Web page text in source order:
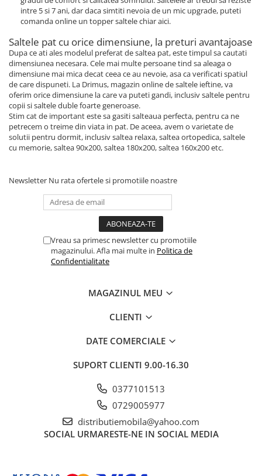
intre 5 si 7 ani, dar daca simtiti nevoia de un mic upgrade, puteti
comanda online un topper saltele chiar aici.
Saltele pat cu orice dimensiune, la preturi avantajoase
Dupa ce ati ales modelul preferat de saltea pat, este timpul sa cautati
dimensiunea necesara. Cele mai multe persoane tind sa aleaga o
dimensiune mai mica decat ceea ce au nevoie, asa ca verificati spatiul
de care dispuneti. La Drimus, magazin online de saltele ieftine, va
oferim orice dimensiune la care va puteti gandi, inclusiv saltele pentru
copii si saltele duble foarte generoase.
Stim cat de important este sa gasiti salteaua perfecta, pentru ca ne
petrecem o treime din viata in pat. De aceea, avem o varietate de
solutii pentru dormit, inclusiv saltea relaxa, saltea ortopedica, saltele
cu memorie, saltea 90x200, saltea 180x200, saltea 160x200 etc.
Newsletter Nu rata ofertele si promotiile noastre
Vreau sa primesc newsletter cu promotiile
magazinului. Afla mai multe in Politica de
Confidentialitate
MAGAZINUL MEU
CLIENTI
DATE COMERCIALE
SUPORT CLIENTI 9.00-16.30
0377101513
0729005977
distributiemobila@yahoo.com
SOCIAL URMARESTE-NE IN SOCIAL MEDIA